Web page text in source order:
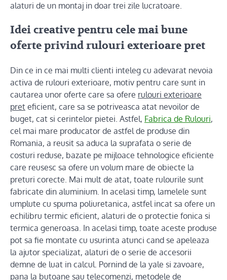
alaturi de un montaj in doar trei zile lucratoare.
Idei creative pentru cele mai bune
oferte privind rulouri exterioare pret
Din ce in ce mai multi clienti inteleg cu adevarat nevoia
activa de rulouri exterioare, motiv pentru care sunt in
cautarea unor oferte care sa ofere rulouri exterioare
pret eficient, care sa se potriveasca atat nevoilor de
buget, cat si cerintelor pietei. Astfel, Fabrica de Rulouri,
cel mai mare producator de astfel de produse din
Romania, a reusit sa aduca la suprafata o serie de
costuri reduse, bazate pe mijloace tehnologice eficiente
care reusesc sa ofere un volum mare de obiecte la
preturi corecte. Mai mult de atat, toate rulourile sunt
fabricate din aluminium. In acelasi timp, lamelele sunt
umplute cu spuma poliuretanica, astfel incat sa ofere un
echilibru termic eficient, alaturi de o protectie fonica si
termica generoasa. In acelasi timp, toate aceste produse
pot sa fie montate cu usurinta atunci cand se apeleaza
la ajutor specializat, alaturi de o serie de accesorii
demne de luat in calcul. Pornind de la yale si zavoare,
pana la butoane sau telecomenzi, metodele de